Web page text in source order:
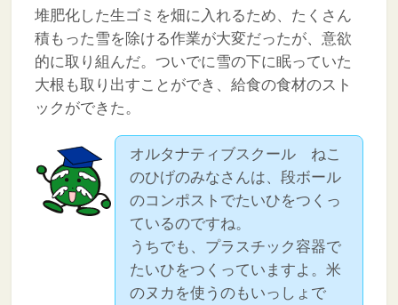
堆肥化した生ゴミを畑に入れるため、たくさん
積もった雪を除ける作業が大変だったが、意欲
的に取り組んだ。ついでに雪の下に眠っていた
大根も取り出すことができ、給食の食材のスト
ックができた。
オルタナティブスクール ねこ
のひげのみなさんは、段ボール
のコンポストでたいひをつくっ
ているのですね。
うちでも、プラスチック容器で
たいひをつくっていますよ。米
のヌカを使うのもいっしょで